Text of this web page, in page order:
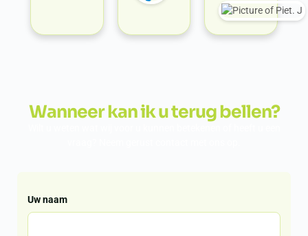
Wanneer kan ik u terug bellen?
Uw naam